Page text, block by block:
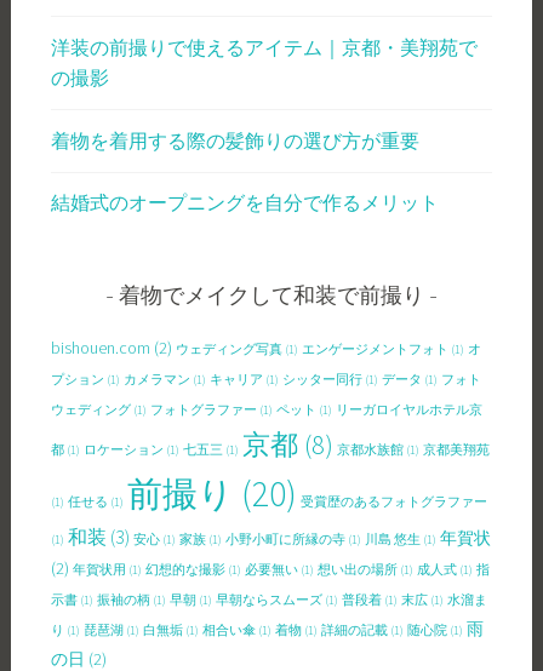
洋装の前撮りで使えるアイテム｜京都・美翔苑で
の撮影
着物を着用する際の髪飾りの選び方が重要
結婚式のオープニングを自分で作るメリット
着物でメイクして和装で前撮り
bishouen.com (2) ウェディング写真(1) エンゲージメントフォト (1) オ
プション (1) カメラマン (1) キャリア (1) シッター同行(1) データ (1) フォト
ウェディング(1) フォトグラファー (1) ペット (1) リーガロイヤルホテル京
都(1) ロケーション (1) 七五三 (1) 京都(8) 京都水族館(1) 京都美翔苑
(1) 任せる (1) 前撮り (20) 受賞歴のあるフォトグラファー
(1) 和装 (3) 安心(1) 家族(1) 小野小町に所縁の寺(1) 川島 悠生 (1) 年賀状
(2) 年賀状用 (1) 幻想的な撮影(1) 必要無い(1) 想い出の場所(1) 成人式(1) 指
示書(1) 振袖の柄(1) 早朝 (1) 早朝ならスムーズ(1) 普段着(1) 末広(1) 水溜ま
り (1) 琵琶湖(1) 白無垢(1) 相合い傘(1) 着物(1) 詳細の記載(1) 随心院(1) 雨
の日 (2)